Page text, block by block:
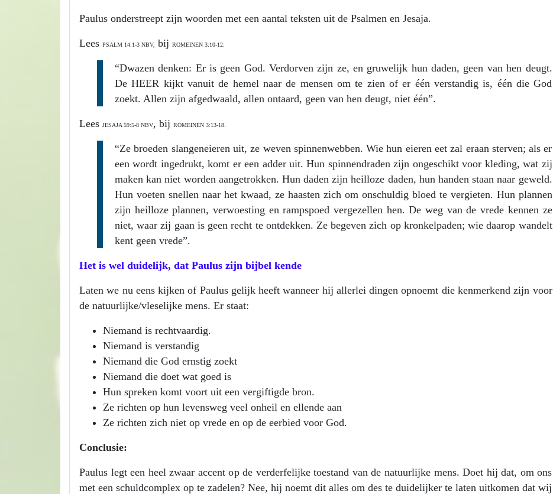
Paulus onderstreept zijn woorden met een aantal teksten uit de Psalmen en Jesaja.
Lees PSALM 14:1-3 NBV, bij ROMEINEN 3:10-12.
“Dwazen denken: Er is geen God. Verdorven zijn ze, en gruwelijk hun daden, geen van hen deugt.
De HEER kijkt vanuit de hemel naar de mensen om te zien of er één verstandig is, één die God
zoekt. Allen zijn afgedwaald, allen ontaard, geen van hen deugt, niet één”.
Lees JESAJA 59:5-8 NBV, bij ROMEINEN 3:13-18.
“Ze broeden slangeneieren uit, ze weven spinnenwebben. Wie hun eieren eet zal eraan sterven; als er
een wordt ingedrukt, komt er een adder uit. Hun spinnendraden zijn ongeschikt voor kleding, wat zij
maken kan niet worden aangetrokken. Hun daden zijn heilloze daden, hun handen staan naar geweld.
Hun voeten snellen naar het kwaad, ze haasten zich om onschuldig bloed te vergieten. Hun plannen
zijn heilloze plannen, verwoesting en rampspoed vergezellen hen. De weg van de vrede kennen ze
niet, waar zij gaan is geen recht te ontdekken. Ze begeven zich op kronkelpaden; wie daarop wandelt
kent geen vrede”.
Het is wel duidelijk, dat Paulus zijn bijbel kende
Laten we nu eens kijken of Paulus gelijk heeft wanneer hij allerlei dingen opnoemt die kenmerkend zijn voor
de natuurlijke/vleselijke mens. Er staat:
Niemand is rechtvaardig.
Niemand is verstandig
Niemand die God ernstig zoekt
Niemand die doet wat goed is
Hun spreken komt voort uit een vergiftigde bron.
Ze richten op hun levensweg veel onheil en ellende aan
Ze richten zich niet op vrede en op de eerbied voor God.
Conclusie:
Paulus legt een heel zwaar accent op de verderfelijke toestand van de natuurlijke mens. Doet hij dat, om ons
met een schuldcomplex op te zadelen? Nee, hij noemt dit alles om des te duidelijker te laten uitkomen dat wij